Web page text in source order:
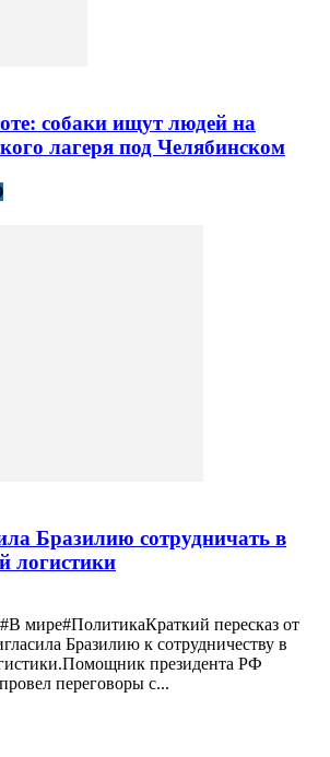
собаки ищут людей на
лагеря под Челябинском
Бразилию сотрудничать в
логистики
мире#ПолитикаКраткий пересказ от
Бразилию к сотрудничеству в
президента РФ
переговоры с...